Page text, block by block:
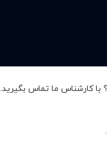
با کارشناس ما تماس بگیرید.